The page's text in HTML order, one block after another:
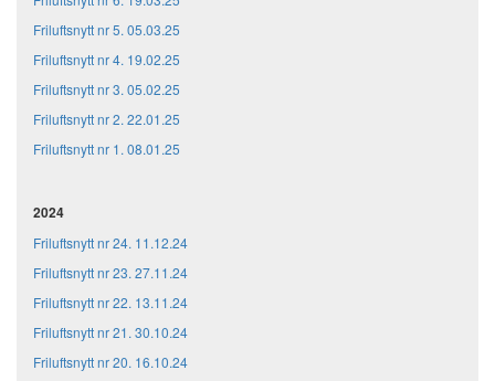
Friluftsnytt nr 5. 05.03.25
Friluftsnytt nr 4. 19.02.25
Friluftsnytt nr 3. 05.02.25
Friluftsnytt nr 2. 22.01.25
Friluftsnytt nr 1. 08.01.25
2024
Friluftsnytt nr 24. 11.12.24
Friluftsnytt nr 23. 27.11.24
Friluftsnytt nr 22. 13.11.24
Friluftsnytt nr 21. 30.10.24
Friluftsnytt nr 20. 16.10.24